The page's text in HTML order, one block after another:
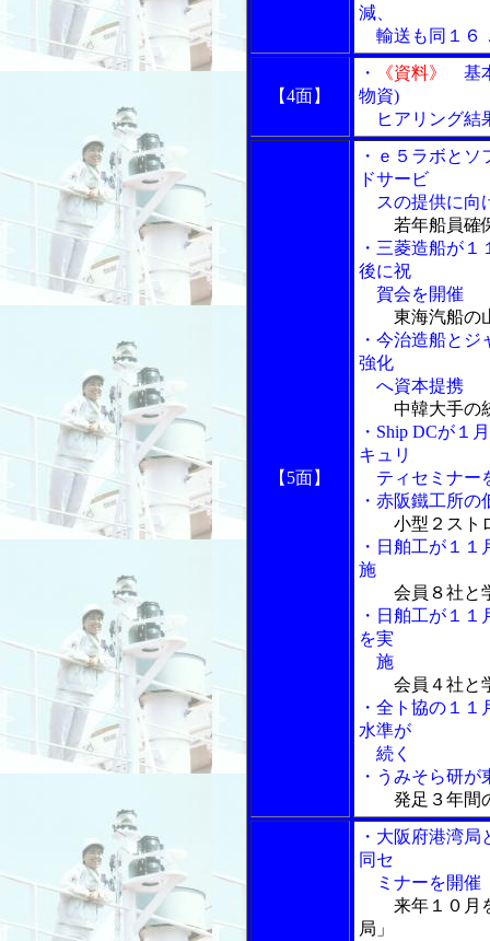
減、
輸送も同１６
【4面】
・ 《資料》
基
物資)
ヒアリング結
【5面】
・ｅ５ラボと
ドサービ
スの提供に向
若年船員確
・三菱造船が
後に祝
賀会を開催
東海汽船の
・今治造船と
強化
へ資本提携
中韓大手の
・Ship DCが１
キュリ
ティセミナー
・赤阪鐵工所
小型２スト
・日舶工が１
施
会員８社と
・日舶工が１
を実
施
会員４社と
・全ト協の１
水準が
続く
・うみそら研
発足３年間
・大阪府港湾
同セ
ミナーを開催
来年１０月
局」